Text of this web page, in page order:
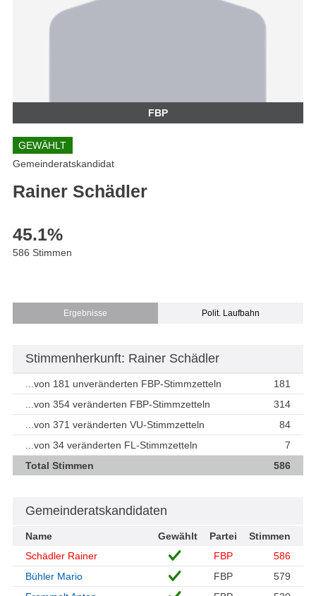
FBP
GEWÄHLT
Gemeinderatskandidat
Rainer Schädler
45.1%
586 Stimmen
Ergebnisse Polit. Laufbahn
Stimmenherkunft: Rainer Schädler
...von 181 unveränderten FBP-Stimmzetteln
181
...von 354 veränderten FBP-Stimmzetteln
314
...von 371 veränderten VU-Stimmzetteln
84
...von 34 veränderten FL-Stimmzetteln
7
Total Stimmen
586
Gemeinderatskandidaten
Name Gewählt Partei
Stimmen
Schädler Rainer
FBP
586
Bühler Mario
FBP
579